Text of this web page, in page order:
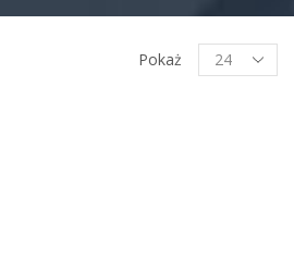
Pokaż